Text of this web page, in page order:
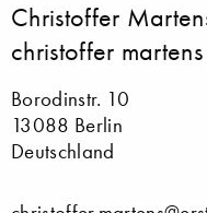
Christoffer
christoffer
Borodinstr. 10
13088 Berlin
Deutschland